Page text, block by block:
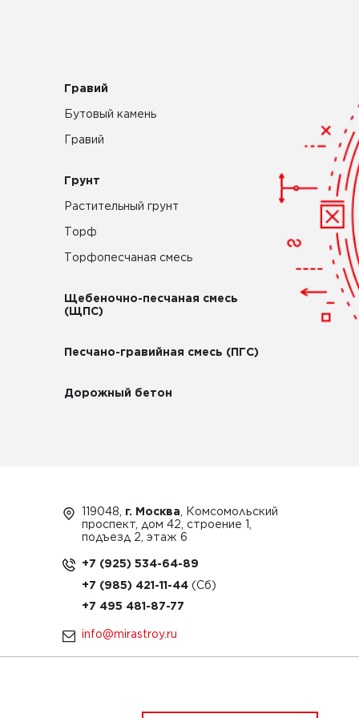
Гравий
Бутовый камень
Гравий
Грунт
Растительный грунт
Торф
Торфопесчаная смесь
Щебеночно-песчаная смесь
(ЩПС)
Песчано-гравийная смесь (ПГС)
Дорожный бетон
119048, г. Москва , Комсомольский
проспект, дом 42, строение 1,
подъезд 2, этаж 6
+7 (925) 534-64-89
+7 (985) 421-11-44
+7 495 481-87-77
info@mirastroy.ru